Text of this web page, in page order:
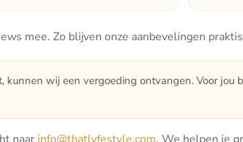
mee. Zo blijven onze aanbevelingen
wij een vergoeding ontvangen. Voor jou